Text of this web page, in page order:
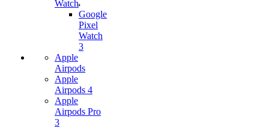
Watch
Google
Pixel
Watch
3
Apple
Airpods
Apple
Airpods 4
Apple
Airpods Pro
3